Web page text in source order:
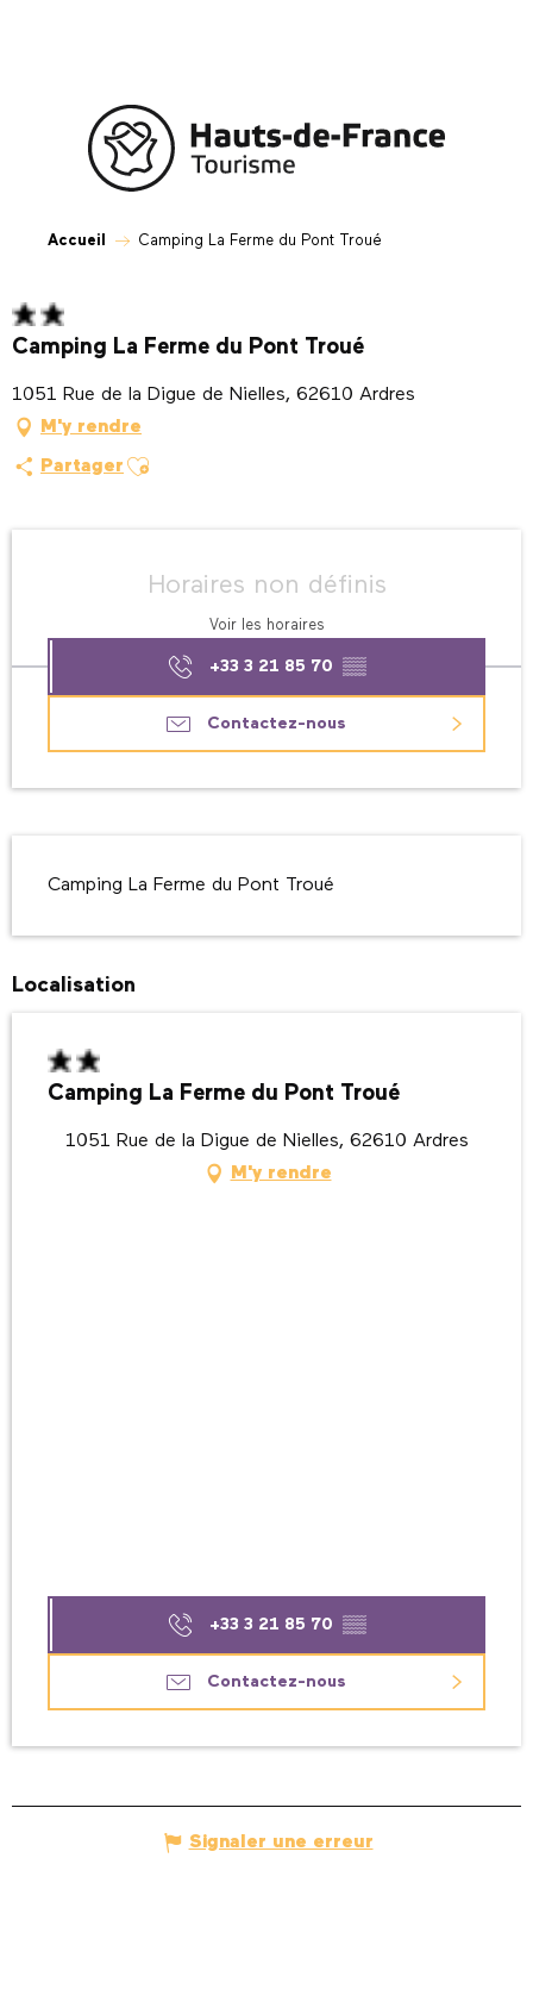
Accueil Camping La Ferme du Pont Troué
Camping La Ferme du Pont Troué
1051 Rue de la Digue de Nielles, 62610 Ardres
M'y rendre
Partager Ajouter aux favoris
Horaires non définis
Voir les horaires
+33 3 21 85 70 ▒▒
Contactez-nous
Camping La Ferme du Pont Troué
Localisation
Camping La Ferme du Pont Troué
1051 Rue de la Digue de Nielles, 62610 Ardres
M'y rendre
+33 3 21 85 70 ▒▒
Contactez-nous
Signaler une erreur